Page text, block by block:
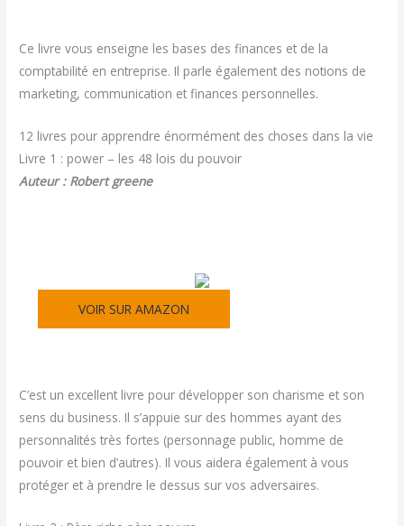
Ce livre vous enseigne les bases des finances et de la
comptabilité en entreprise. Il parle également des notions de
marketing, communication et finances personnelles.
12 livres pour apprendre énormément des choses dans la vie
Livre 1 : power – les 48 lois du pouvoir
Auteur : Robert greene
VOIR SUR AMAZON
C’est un excellent livre pour développer son charisme et son
sens du business. Il s’appuie sur des hommes ayant des
personnalités très fortes (personnage public, homme de
pouvoir et bien d’autres). Il vous aidera également à vous
protéger et à prendre le dessus sur vos adversaires.